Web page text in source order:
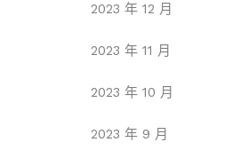
2023 年 12 月
2023 年 11 月
2023 年 10 月
2023 年 9 月